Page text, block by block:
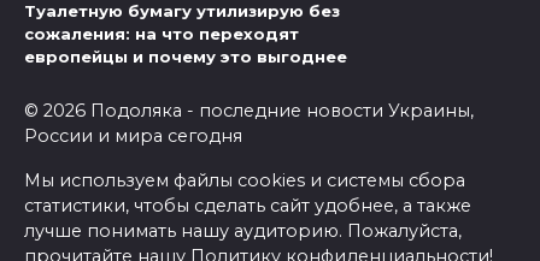
Туалетную бумагу утилизирую без
сожаления: на что переходят
европейцы и почему это выгоднее
© 2026 Подоляка - последние новости Украины,
России и мира сегодня
Мы используем файлы cookies и системы сбора
статистики, чтобы сделать сайт удобнее, а также
лучше понимать нашу аудиторию. Пожалуйста,
прочитайте нашу Политику конфиденциальности!